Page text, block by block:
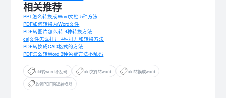
相关推荐
PPT怎么转换成Word文档 5种方法
PDF如何转换为Word文件
PDF转图片怎么转 4种转换方法
caj文件怎么打开 4种打开和转换方法
PDF转换成CAD格式的方法
PDF怎么转Word 3种免费方法不乱码
ofd转word不乱码 ofd文件转word ofd转换成word
软领PDF阅读转换器